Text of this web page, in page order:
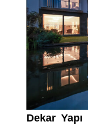
Dekar Yapı